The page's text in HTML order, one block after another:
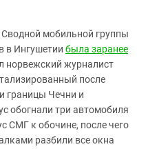
мобильной группы
в Ингушетии была заранее
норвежский журналист
после
границы Чечни и
обогнали три автомобиля
СМГ к обочине, после чего
разбили все окна